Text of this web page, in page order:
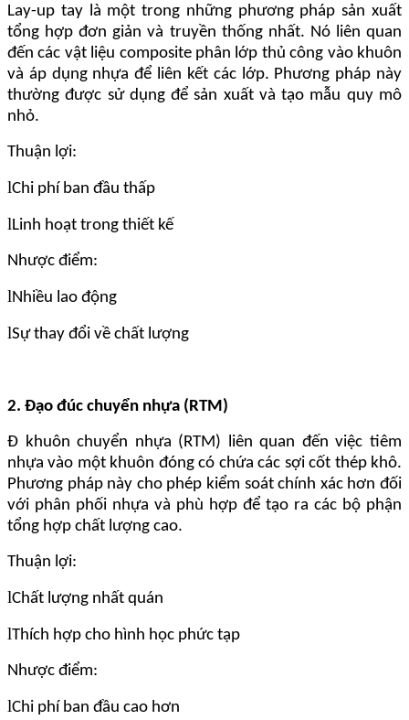
Lay-up tay là một trong những phương pháp sản xuất
tổng hợp đơn giản và truyền thống nhất. Nó liên quan
đến các vật liệu composite phân lớp thủ công vào khuôn
và áp dụng nhựa để liên kết các lớp. Phương pháp này
thường được sử dụng để sản xuất và tạo mẫu quy mô
nhỏ.
Thuận lợi:
lChi phí ban đầu thấp
lLinh hoạt trong thiết kế
Nhược điểm:
lNhiều lao động
lSự thay đổi về chất lượng
2. Đạo đúc chuyển nhựa (RTM)
Đ khuôn chuyển nhựa (RTM) liên quan đến việc tiêm
nhựa vào một khuôn đóng có chứa các sợi cốt thép khô.
Phương pháp này cho phép kiểm soát chính xác hơn đối
với phân phối nhựa và phù hợp để tạo ra các bộ phận
tổng hợp chất lượng cao.
Thuận lợi:
lChất lượng nhất quán
lThích hợp cho hình học phức tạp
Nhược điểm:
lChi phí ban đầu cao hơn